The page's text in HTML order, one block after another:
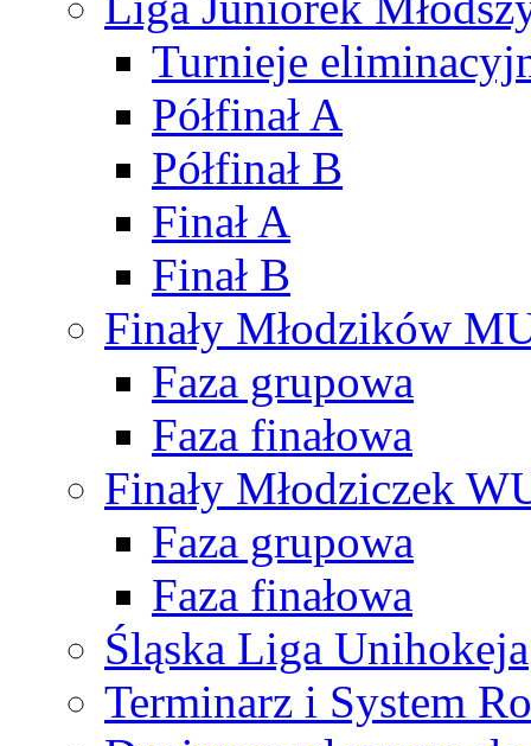
Turnieje
Półfinał A
Półfinał B
Finał A
Finał B
Finały Młodzików
Faza grupowa
Faza finałowa
Finały Młodziczek
Faza grupowa
Faza finałowa
Śląska Liga Unihokeja
Terminarz i System